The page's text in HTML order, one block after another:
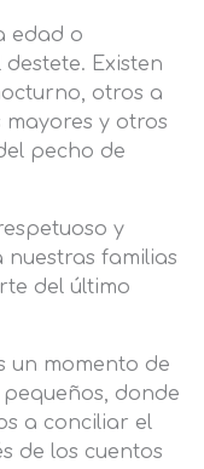
edad o
Existen
otros a
y otros
pecho de
y
familias
del último
un momento de
donde
a conciliar el
de los cuentos